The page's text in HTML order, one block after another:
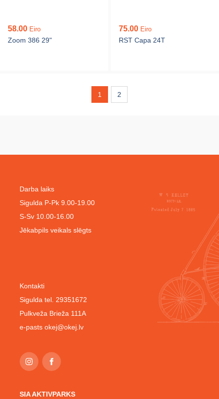
58.00 Eiro
Zoom 386 29"
75.00 Eiro
RST Capa 24T
1 2
Kontakti
Sigulda tel. 29351672
Pulkveža Brieža 111A
e-pasts okej@okej.lv
Darba laiks
Sigulda P-Pk 9.00-19.00
S-Sv 10.00-16.00
Jēkabpils veikals slēgts
SIA AKTIVPARKS